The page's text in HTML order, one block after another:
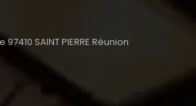
SAINT PIERRE Réunion